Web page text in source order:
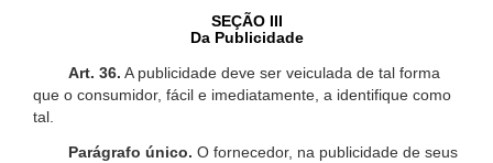
SEÇÃO III
Da Publicidade
Art. 36. A publicidade deve ser veiculada de tal forma
que o consumidor, fácil e imediatamente, a identifique como
tal.
Parágrafo único. O fornecedor, na publicidade de seus